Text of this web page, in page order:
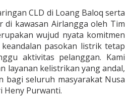
CLD di Loang Baloq serta
di kawasan Airlangga oleh Tim
wujud nyata komitmen
pasokan listrik tetap
aktivitas pelanggan. Kami
layanan kelistrikan yang andal,
bagi seluruh masyarakat Nusa
Heny Purwanti.